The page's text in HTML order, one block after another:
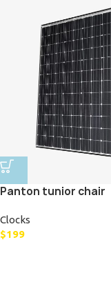
Panton tunior chair
Clocks
$199